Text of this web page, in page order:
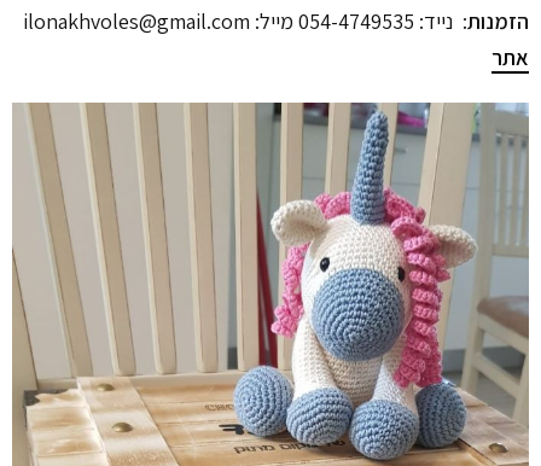
הזמנות: נייד: 054-4749535 מייל: ilonakhvoles@gmail.com
אתר